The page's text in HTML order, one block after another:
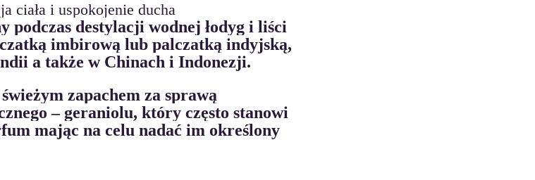
ciała i uspokojenie ducha
podczas destylacji wodnej łodyg i liści
imbirową lub palczatką indyjską,
a także w Chinach i Indonezji.
– geraniolu, który często stanowi
mając na celu nadać im określony